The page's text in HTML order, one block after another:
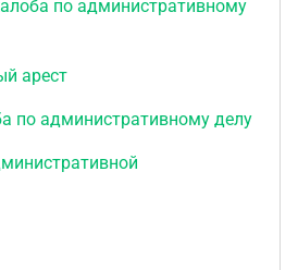
по административному
арест
по административному делу